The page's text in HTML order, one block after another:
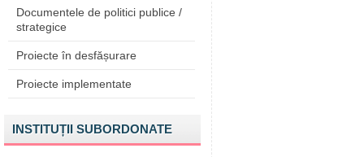
Documentele de politici publice /
strategice
Proiecte în desfășurare
Proiecte implementate
INSTITUȚII SUBORDONATE